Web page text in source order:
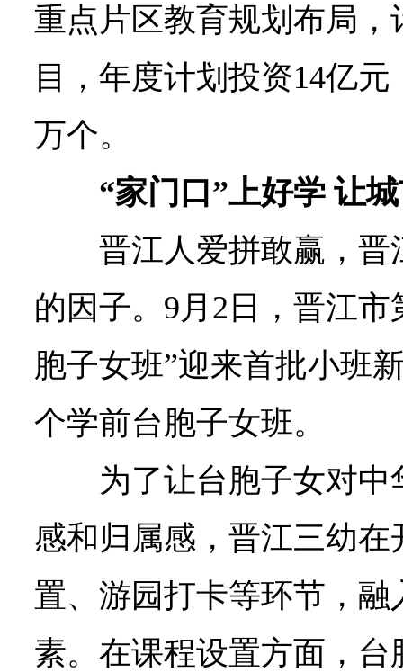
重点片区教育规划布局，
目，年度计划投资14亿
万个。
“家门口”上好学 让
晋江人爱拼敢赢，
的因子。9月2日，晋江
胞子女班”迎来首批小班
个学前台胞子女班。
为了让台胞子女对
感和归属感，晋江三幼
置、游园打卡等环节，
素。在课程设置方面，